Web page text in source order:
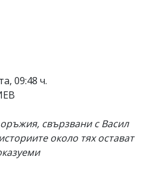
09:48 ч.
свързвани с Васил
около тях остават